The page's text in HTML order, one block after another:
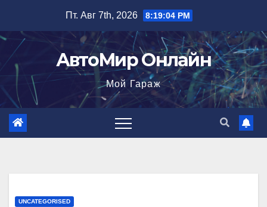
содержимому
Пт. Авг 7th, 2026 8:19:05 PM
АвтоМир Онлайн
Мой Гараж
UNCATEGORISED